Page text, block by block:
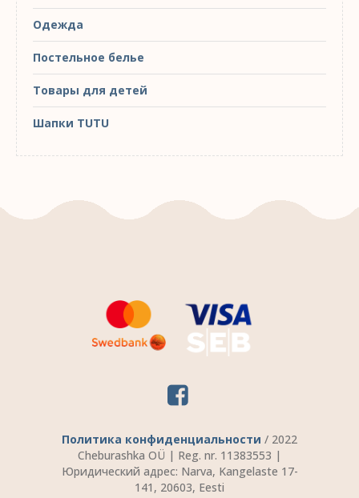
Одежда
Постельное белье
Товары для детей
Шапки TUTU
Политика конфиденциальности / 2022
Cheburashka OÜ | Reg. nr. 11383553 |
Юридический адрес: Narva, Kangelaste 17-
141, 20603, Eesti